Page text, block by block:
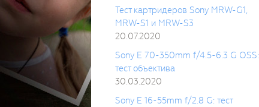
Тест картридеров Sony MRW-G1,
MRW-S1 и MRW-S3
20.07.2020
Sony E 70-350mm f/4.5-6.3 G OSS:
тест объектива
30.03.2020
Sony E 16-55mm f/2.8 G: тест